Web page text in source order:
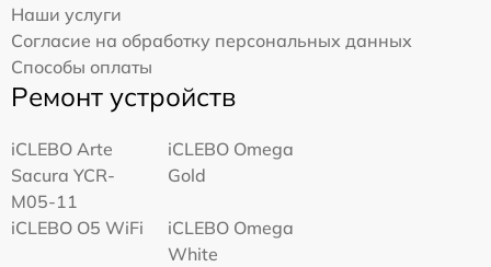
Наши услуги
Согласие на обработку персональных данных
Способы оплаты
Ремонт устройств
iCLEBO Arte
Sacura YCR-
M05-11
iCLEBO Omega
Gold
iCLEBO O5 WiFi
iCLEBO Omega
White